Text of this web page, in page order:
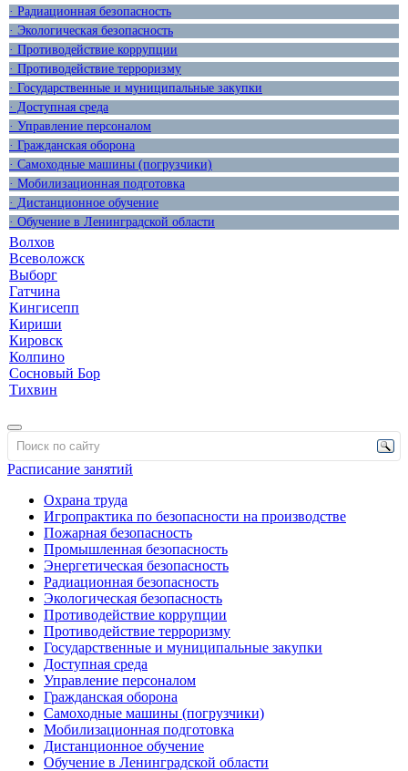
· Радиационная безопасность
· Экологическая безопасность
· Противодействие коррупции
· Противодействие терроризму
· Государственные и муниципальные закупки
· Доступная среда
· Управление персоналом
· Гражданская оборона
· Самоходные машины (погрузчики)
· Мобилизационная подготовка
· Дистанционное обучение
· Обучение в Ленинградской области
Волхов
Всеволожск
Выборг
Гатчина
Кингисепп
Кириши
Кировск
Колпино
Сосновый Бор
Тихвин
Расписание занятий
Охрана труда
Игропрактика по безопасности на производстве
Пожарная безопасность
Промышленная безопасность
Энергетическая безопасность
Радиационная безопасность
Экологическая безопасность
Противодействие коррупции
Противодействие терроризму
Государственные и муниципальные закупки
Доступная среда
Управление персоналом
Гражданская оборона
Самоходные машины (погрузчики)
Мобилизационная подготовка
Дистанционное обучение
Обучение в Ленинградской области